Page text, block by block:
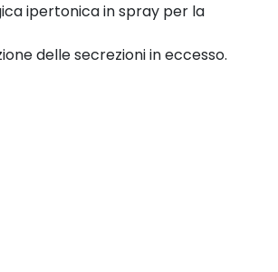
ipertonica in spray per la
delle secrezioni in eccesso.